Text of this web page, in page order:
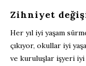
Zihniyet
Her yıl iyi yaşam
çıkıyor, okullar iyi
ve kuruluşlar işyeri iyi